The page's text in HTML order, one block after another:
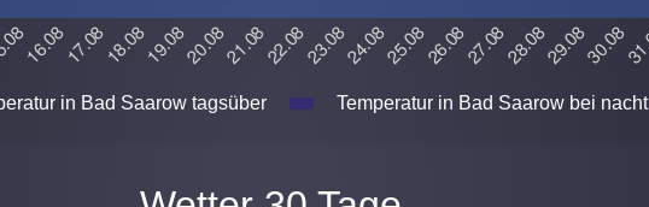
in Bad Saarow tagsüber Temperatur in Bad Saarow bei nacht